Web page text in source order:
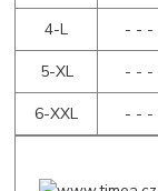
4-L
- - -
5-XL
- - -
6-XXL
- - -